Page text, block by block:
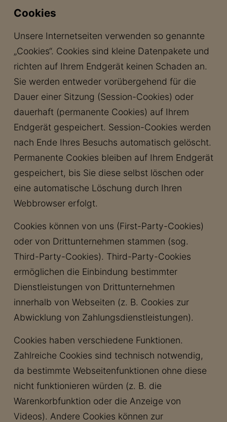
Cookies
Unsere Internetseiten verwenden so genannte
„Cookies“. Cookies sind kleine Datenpakete und
richten auf Ihrem Endgerät keinen Schaden an.
Sie werden entweder vorübergehend für die
Dauer einer Sitzung (Session-Cookies) oder
dauerhaft (permanente Cookies) auf Ihrem
Endgerät gespeichert. Session-Cookies werden
nach Ende Ihres Besuchs automatisch gelöscht.
Permanente Cookies bleiben auf Ihrem Endgerät
gespeichert, bis Sie diese selbst löschen oder
eine automatische Löschung durch Ihren
Webbrowser erfolgt.
Cookies können von uns (First-Party-Cookies)
oder von Drittunternehmen stammen (sog.
Third-Party-Cookies). Third-Party-Cookies
ermöglichen die Einbindung bestimmter
Dienstleistungen von Drittunternehmen
innerhalb von Webseiten (z. B. Cookies zur
Abwicklung von Zahlungsdienstleistungen).
Cookies haben verschiedene Funktionen.
Zahlreiche Cookies sind technisch notwendig,
da bestimmte Webseitenfunktionen ohne diese
nicht funktionieren würden (z. B. die
Warenkorbfunktion oder die Anzeige von
Videos). Andere Cookies können zur